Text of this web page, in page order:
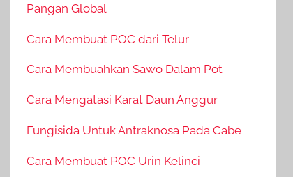
Pangan Global
Cara Membuat POC dari Telur
Cara Membuahkan Sawo Dalam Pot
Cara Mengatasi Karat Daun Anggur
Fungisida Untuk Antraknosa Pada Cabe
Cara Membuat POC Urin Kelinci